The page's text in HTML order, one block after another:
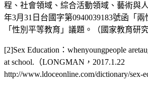
程、社會領域、綜合活動領域、藝術與
年3月31日台國字第0940039183號函「
「性別平等教育」議題。（國家教育研究
[2]Sex Education：whenyoungpeople
at school.（LONGMAN，2017.1.22
http://www.ldoceonline.com/dictionary/sex-